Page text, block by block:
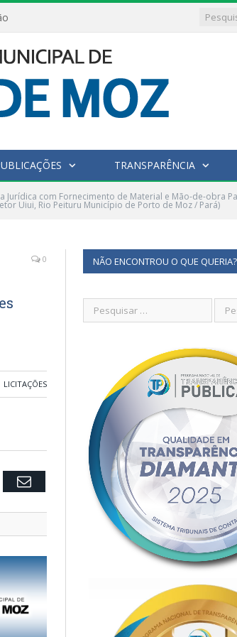
TRANSPARÊNCIA
Jurídica com Fornecimento de Material e Mão-de-obra
Uiui, Rio Peituru Município de Porto de Moz / Pará)
0
LICITAÇÕES
Email
NÃO ENCONTROU O QUE QUERIA?